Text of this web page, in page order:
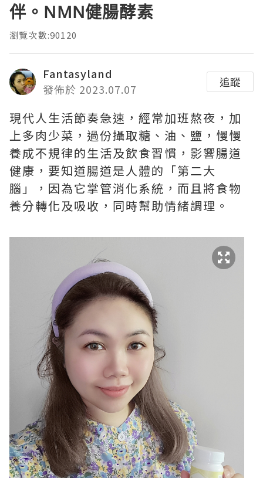
伴。NMN健腸酵素
瀏覽次數:90120
Fantasyland
發佈於 2023.07.07
追蹤
現代人生活節奏急速，經常加班熬夜，加
上多肉少菜，過份攝取糖、油、鹽，慢慢
養成不規律的生活及飲食習慣，影響腸道
健康，要知道腸道是人體的「第二大
腦」，因為它掌管消化系統，而且將食物
養分轉化及吸收，同時幫助情緒調理。